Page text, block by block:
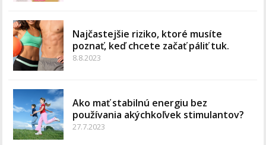
Najčastejšie riziko, ktoré musíte
poznať, keď chcete začať páliť tuk.
8.8.2023
Ako mať stabilnú energiu bez
používania akýchkoľvek stimulantov?
27.7.2023